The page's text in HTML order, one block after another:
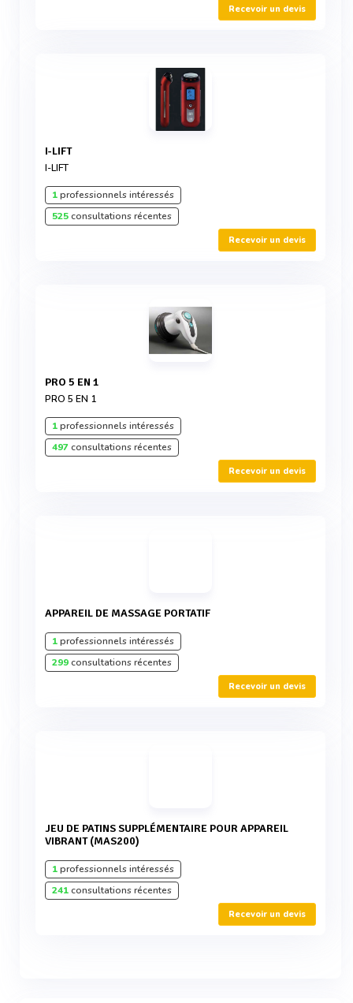
Recevoir un devis
I-LIFT
I-LIFT
1professionnels intéressés
525consultations récentes
Recevoir un devis
PRO 5 EN 1
PRO 5 EN 1
1professionnels intéressés
497consultations récentes
Recevoir un devis
APPAREIL DE MASSAGE PORTATIF
1professionnels intéressés
299consultations récentes
Recevoir un devis
JEU DE PATINS SUPPLÉMENTAIRE POUR APPAREIL
VIBRANT (MAS200)
1professionnels intéressés
241consultations récentes
Recevoir un devis